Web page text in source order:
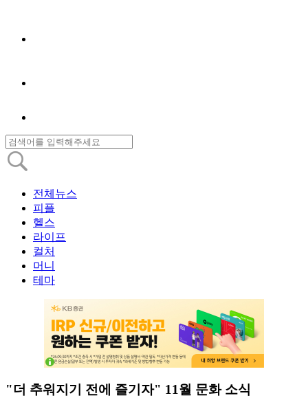
전체뉴스
피플
헬스
라이프
컬처
머니
테마
"더 추워지기 전에 즐기자" 11월 문화 소식